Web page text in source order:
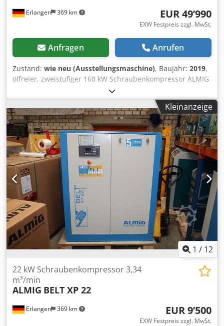
Erlangen 369 km EUR 49’990
EXW Festpreis zzgl. MwSt.
Anfragen Anrufen
Zustand: wie neu (Ausstellungsmaschine), Baujahr: 2019,
ölfreier, zweistufiger 160 kW Schraubenkompressor ALMIG
SIMPLEXX 160 LK (luftgekühlt) Bj.: 2019 Betriebsstunden: 0
Bh (Lieferzeit 2 Wochen) Ausstattung: -Steuerung: Air
Control HighEnd Technische Daten Typ : SIMPLEXX 160 LK
Betriebsdruck max. : 8,6 bar Liefermenge bei 7 bar: 28,2
m³/min installierte Motorleistung : 160 kW Schutzart /
Isolierklasse Antriebsmotor : IP 55 / F Betriebsspannung /
Frequenz : 400 V / 50Hz Schalldruckpegel (DIN 45635 T.13):
73 dB(A) Druckluftanschluss : DN 100 Masse und Gewicht:
Länge: 3730 mm Breite: 1700 mm Höhe: 1995 mm Gewicht:
4700 kg Bequeme Leasing über unsere Hausbank möglich.
Besuchen Sie unser Ladengeschäft. Wir haben immer eine
große Auswahl an neuen und gebrauchten Kompressoren
auf Lager! Sofort verfügbar. Cedpfsuz Uzqox Anzsha
Kleinanzeige
1 / 12
Erlangen 369 km
22 kW Schraubenkompressor 3,34
m³/min
ALMIG BELT XP 22
EUR 9’500
EXW Festpreis zzgl. MwSt.